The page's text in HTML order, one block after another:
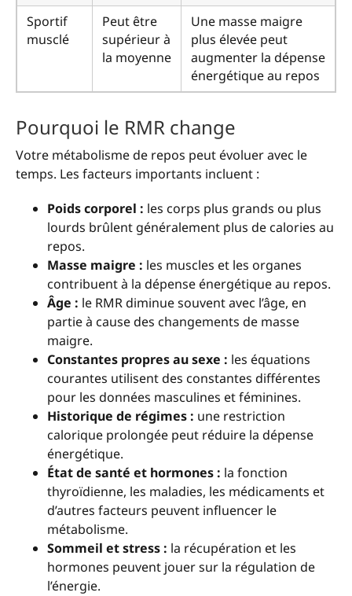
Sportif
musclé
Peut être
supérieur à
la moyenne
Une masse maigre
plus élevée peut
augmenter la dépense
énergétique au repos
Pourquoi le RMR change
Votre métabolisme de repos peut évoluer avec le
temps. Les facteurs importants incluent :
Poids corporel : les corps plus grands ou plus
lourds brûlent généralement plus de calories au
repos.
Masse maigre : les muscles et les organes
contribuent à la dépense énergétique au repos.
Âge : le RMR diminue souvent avec l’âge, en
partie à cause des changements de masse
maigre.
Constantes propres au sexe : les équations
courantes utilisent des constantes différentes
pour les données masculines et féminines.
Historique de régimes : une restriction
calorique prolongée peut réduire la dépense
énergétique.
État de santé et hormones : la fonction
thyroïdienne, les maladies, les médicaments et
d’autres facteurs peuvent influencer le
métabolisme.
Sommeil et stress : la récupération et les
hormones peuvent jouer sur la régulation de
l’énergie.